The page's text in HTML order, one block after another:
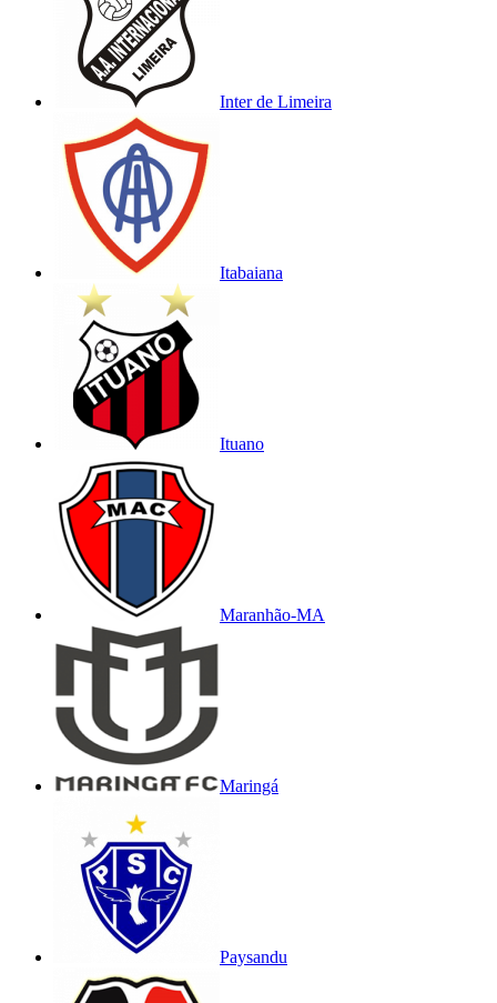
Inter de Limeira
Itabaiana
Ituano
Maranhão-MA
Maringá
Paysandu